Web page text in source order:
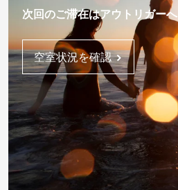
次回のご滞在はアウトリガーへ
空室状況を確認